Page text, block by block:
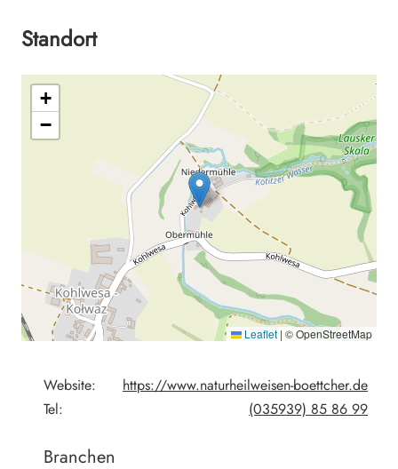
Standort
+
−
Leaflet | © OpenStreetMap
Website:
https://www.naturheilweisen-boettcher.de
Tel:
(035939) 85 86 99
Branchen